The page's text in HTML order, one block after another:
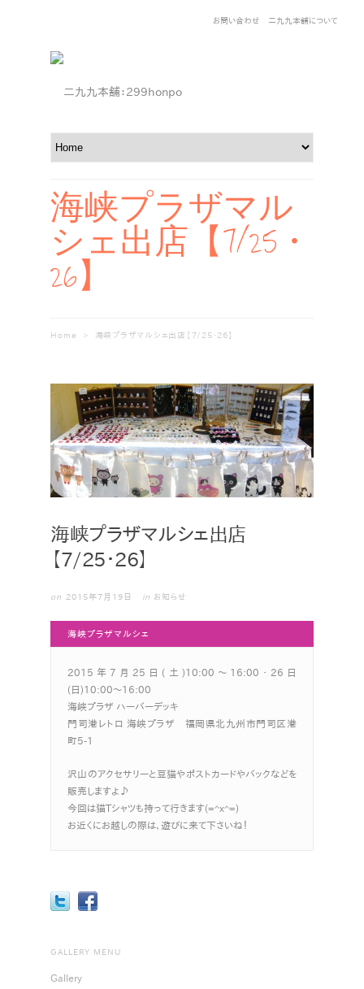
お問い合わせ 二九九本舗について
海峡プラザマル
シェ出店【7/25・
26】
Home > 海峡プラザマルシェ出店【7/25・26】
海峡プラザマルシェ出店
【7/25・26】
2015年7月19日 in お知らせ
海峡プラザマルシェ
2015年7月25日(土)10:00〜16:00・26日
(日)10:00〜16:00
海峡プラザ ハーバーデッキ
門司港レトロ 海峡プラザ 福岡県北九州市門司区港
町5-1
沢山のアクセサリーと豆猫やポストカードやバックなどを
販売しますよ♪
今回は猫Tシャツも持って行きます(=^x^=)
お近くにお越しの際は、遊びに来て下さいね！
GALLERY MENU
Gallery